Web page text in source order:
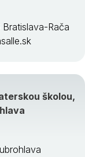
Rača
školou,